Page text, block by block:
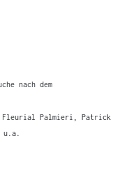
nach dem
Fleurial Palmieri, Patrick
u.a.